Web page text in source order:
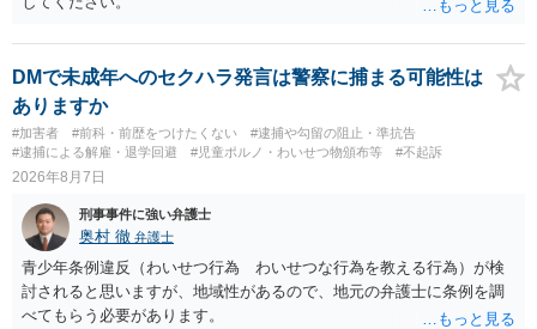
DMで未成年へのセクハラ発言は警察に捕まる可能性は
ありますか
#加害者 #前科・前歴をつけたくない
#逮捕や勾留の阻止・準抗告
#逮捕による解雇・退学回避
#児童ポルノ・わいせつ物頒布等 #不起訴
2026年8月7日
刑事事件に強い弁護士
奥村 徹 弁護士
青少年条例違反（わいせつ行為 わいせつな行為を教える行為）が検
討されると思いますが、地域性があるので、地元の弁護士に条例を調
べてもらう必要があります。